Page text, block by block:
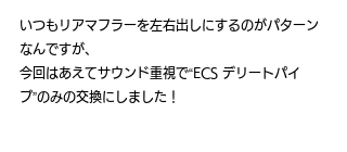
いつもリアマフラーを左右出しにするのがパターン
なんですが、
今回はあえてサウンド重視で“ECS デリートパイ
プ”のみの交換にしました！